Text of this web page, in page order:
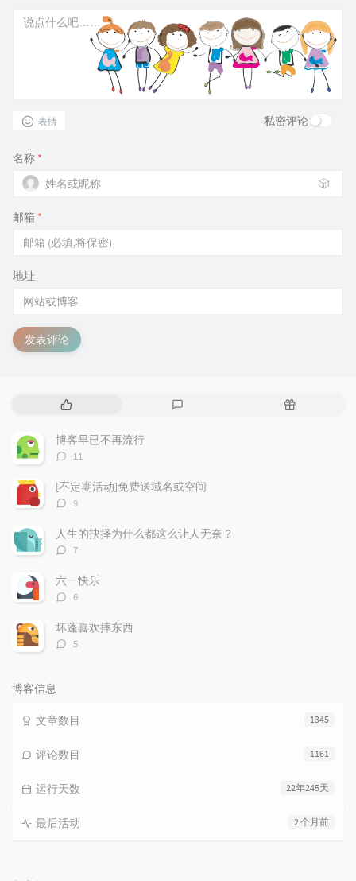
表情 私密评论
名称 *
🎲
邮箱 *
地址
发表评论
热
文
章
随
博客早已不再流行
评
数：
11
[不定期活动]免费送域名或空间
评
数：
9
人生的抉择为什么都这么让人无奈？
评
数：
7
六一快乐
评
数：
6
坏蓬喜欢摔东西
评
5
博客信息
1345
文章数目
1161
评论数目
22年245天
运行天数
2 个月前
最后活动